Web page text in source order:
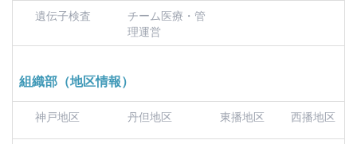
遺伝子検査
チーム医療・管
理運営
組織部（地区情報）
神戸地区 丹但地区 東播地区 西播地区